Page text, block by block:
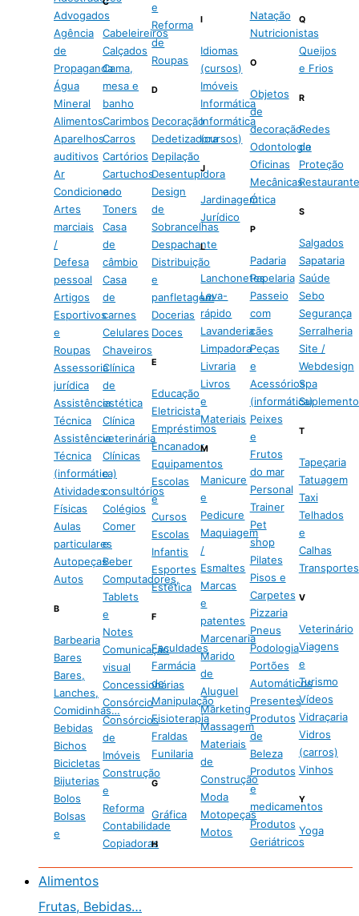
Advogados
Agência
de
Propaganda
Água
Mineral
Alimentos
Aparelhos
auditivos
Ar
Condicionado
Artes
marciais
/
Defesa
pessoal
Artigos
Esportivos
e
Roupas
Assessoria
jurídica
Assistência
Técnica
Assistência
Técnica
(informática)
Atividades
Físicas
Aulas
particulares
Autopeças
Autos
B
Barbearia
Bares
Bares,
Lanches,
Comidinhas…
Bebidas
Bichos
Bicicletas
Bijuterias
Bolos
Bolsas
e
Cabeleireiros
Calçados
Cama,
mesa e
banho
Carimbos
Carros
Cartórios
Cartuchos
e
Toners
Casa
de
câmbio
Casa
de
carnes
Celulares
Chaveiros
Clínica
de
estética
Clínica
veterinária
Clínicas
e
consultórios
Colégios
Comer
e
Beber
Computadores,
Tablets
e
Notes
Comunicação
visual
Concessionárias
Consórcio
Consórcios
de
Imóveis
Construção
e
Reforma
Contabilidade
Copiadoras
e
Reforma
de
Roupas
D
Decoração
Dedetizadora
Depilação
Desentupidora
Design
de
Sobrancelhas
Despachante
Distribuição
e
panfletagem
Docerias
Doces
E
Educação
Eletricista
Empréstimos
Encanador
Equipamentos
Escolas
e
Cursos
Escolas
Infantis
Esportes
Estética
F
Faculdades
Farmácia
de
Manipulação
Fisioterapia
Fraldas
Funilaria
G
Gráfica
H
I
Idiomas
(cursos)
Imóveis
Informática
Informática
(cursos)
J
Jardinagem
Jurídico
L
Lanchonetes
Lava-
rápido
Lavanderia
Limpadora
Livraria
Livros
e
Materiais
M
Manicure
e
Pedicure
Maquiagem
/
Esmaltes
Marcas
e
patentes
Marcenaria
Marido
de
Aluguel
Marketing
Massagem
Materiais
de
Construção
Moda
Motopeças
Motos
Natação
Nutricionistas
O
Objetos
de
decoração
Odontologia
Oficinas
Mecânicas
Ótica
P
Padaria
Papelaria
Passeio
com
cães
Peças
e
Acessórios
(informática)
Peixes
e
Frutos
do mar
Personal
Trainer
Pet
shop
Pilates
Pisos e
Carpetes
Pizzaria
Pneus
Podologia
Portões
Automáticos
Presentes
Produtos
de
Beleza
Produtos
e
medicamentos
Produtos
Geriátricos
Q
Queijos
e Frios
R
Redes
de
Proteção
S
Salgados
Sapataria
Saúde
Sebo
Segurança
Serralheria
Site /
Webdesign
Spa
T
Tapeçaria
Tatuagem
Taxi
Telhados
e
Calhas
Transportes
V
Veterinário
Viagens
e
Turismo
Vídeos
Vidraçaria
Vidros
(carros)
Vinhos
Y
Yoga
Alimentos
Frutas, Bebidas…